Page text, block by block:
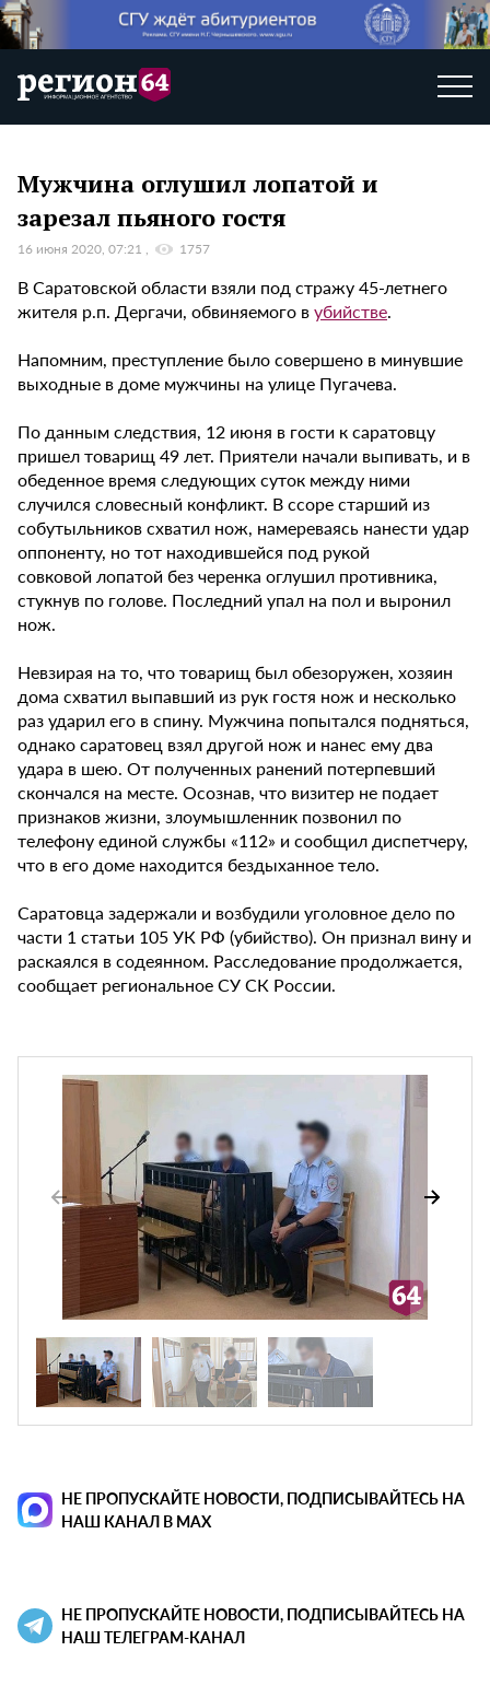
Мужчина оглушил лопатой и
зарезал пьяного гостя
16 июня 2020, 07:21 1757
В Саратовской области взяли под стражу 45-летнего
жителя р.п. Дергачи, обвиняемого вубийстве.
Напомним, преступление было совершено в минувшие
выходные в доме мужчины на улице Пугачева.
По данным следствия, 12 июня в гости к саратовцу
пришел товарищ 49 лет. Приятели начали выпивать, и в
обеденное время следующих суток между ними
случился словесный конфликт. В ссоре старший из
собутыльников схватил нож, намереваясь нанести удар
оппоненту, но тот находившейся под рукой
совковой лопатой без черенка оглушил противника,
стукнув по голове. Последний упал на пол и выронил
нож.
Невзирая на то, что товарищ был обезоружен, хозяин
дома схватил выпавший из рук гостя нож и несколько
раз ударил его в спину. Мужчина попытался подняться,
однако саратовец взял другой нож и нанес ему два
удара в шею. От полученных ранений потерпевший
скончался на месте. Осознав, что визитер не подает
признаков жизни, злоумышленник позвонил по
телефону единой службы «112» и сообщил диспетчеру,
что в его доме находится бездыханное тело.
Саратовца задержали и возбудили уголовное дело по
части 1 статьи 105 УК РФ (убийство). Он признал вину и
раскаялся в содеянном. Расследование продолжается,
сообщает региональное СУ СК России.
НЕ ПРОПУСКАЙТЕ НОВОСТИ, ПОДПИСЫВАЙТЕСЬ НА
НАШ КАНАЛ В MAX
НЕ ПРОПУСКАЙТЕ НОВОСТИ, ПОДПИСЫВАЙТЕСЬ НА
НАШ ТЕЛЕГРАМ-КАНАЛ